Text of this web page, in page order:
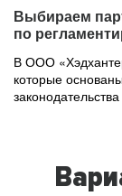
Выбираем
по
В ООО
которые